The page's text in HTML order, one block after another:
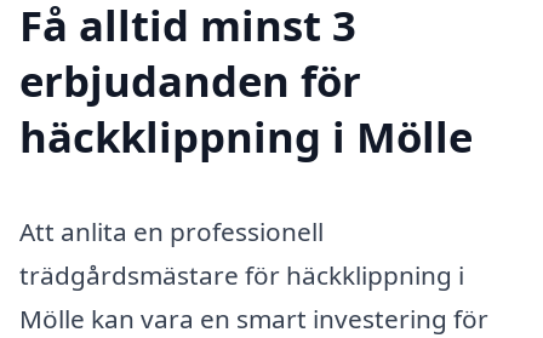
Få alltid minst 3
erbjudanden för
häckklippning i Mölle
Att anlita en professionell
trädgårdsmästare för häckklippning i
Mölle kan vara en smart investering för